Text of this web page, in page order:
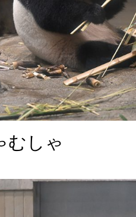
むしゃ